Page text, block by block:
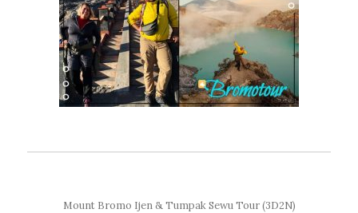
Mount Bromo Ijen & Tumpak Sewu Tour (3D2N)